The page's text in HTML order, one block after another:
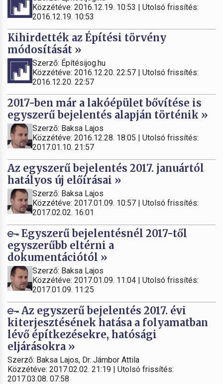
Közzétéve: 2016.12.19. 10:53 | Utolsó frissítés:
2016.12.19. 10:53
Kihirdették az Építési törvény
módosítását »
Szerző: Építésijog.hu
Közzétéve: 2016.12.20. 22:57 | Utolsó frissítés:
2016.12.20. 22:57
2017-ben már a lakóépület bővítése is
egyszerű bejelentés alapján történik »
Szerző: Baksa Lajos
Közzétéve: 2016.12.28. 18:05 | Utolsó frissítés:
2017.01.10. 21:57
Az egyszerű bejelentés 2017. januártól
hatályos új előírásai »
Szerző: Baksa Lajos
Közzétéve: 2017.01.09. 10:57 | Utolsó frissítés:
2017.02.02. 16:01
Egyszerű bejelentésnél 2017-től
egyszerűbb eltérni a
dokumentációtól »
Szerző: Baksa Lajos
Közzétéve: 2017.01.09. 11:04 | Utolsó frissítés:
2017.01.09. 11:25
Az egyszerű bejelentés 2017. évi
kiterjesztésének hatása a folyamatban
lévő építkezésekre, hatósági
eljárásokra »
Szerző: Baksa Lajos, Dr. Jámbor Attila
Közzétéve: 2017.02.02. 21:19 | Utolsó frissítés:
2017.03.08. 07:58